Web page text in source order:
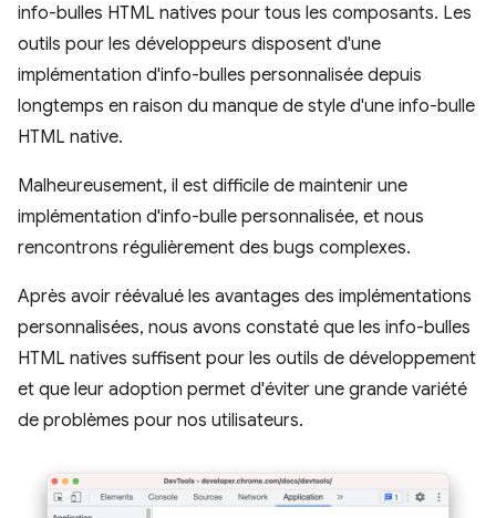
info-bulles HTML natives pour tous les composants. Les
outils pour les développeurs disposent d'une
implémentation d'info-bulles personnalisée depuis
longtemps en raison du manque de style d'une info-bulle
HTML native.
Malheureusement, il est difficile de maintenir une
implémentation d'info-bulle personnalisée, et nous
rencontrons régulièrement des bugs complexes.
Après avoir réévalué les avantages des implémentations
personnalisées, nous avons constaté que les info-bulles
HTML natives suffisent pour les outils de développement
et que leur adoption permet d'éviter une grande variété
de problèmes pour nos utilisateurs.